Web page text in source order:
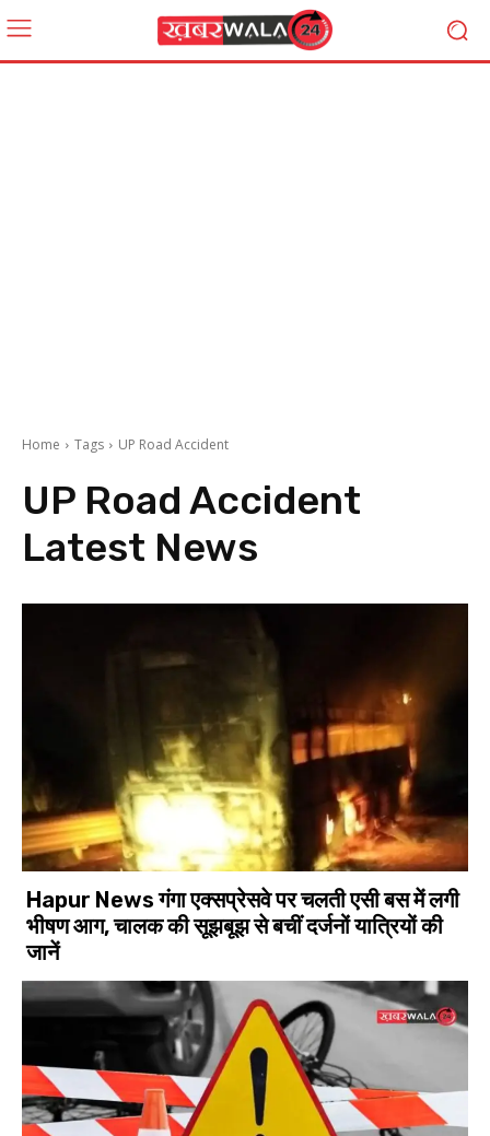
Home Tags UP Road Accident
UP Road Accident
Latest News
Hapur News गंगा एक्सप्रेसवे पर चलती एसी बस में लगी
भीषण आग, चालक की सूझबूझ से बचीं दर्जनों यात्रियों की
जानें